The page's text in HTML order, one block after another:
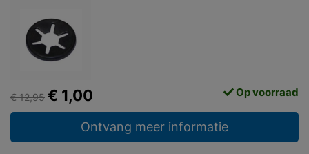
€ 12,95 € 1,00 Op voorraad
Ontvang meer informatie